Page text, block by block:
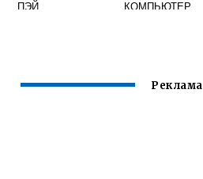
ПЭЙ
КОМПЬЮТЕР
Реклама